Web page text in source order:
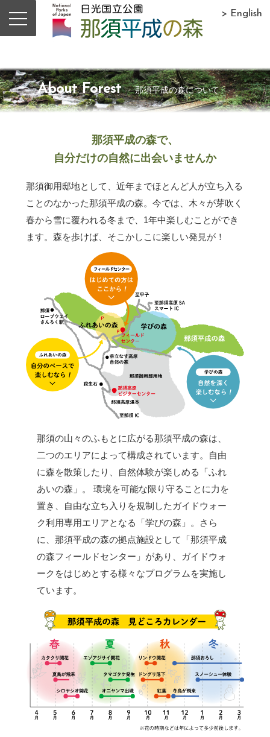
> English
About Forest 那須平成の森について
那須平成の森で、
自分だけの自然に出会いませんか
那須御用邸地として、近年までほとんど人が立ち入る
ことのなかった那須平成の森。今では、木々が芽吹く
春から雪に覆われる冬まで、1年中楽しむことができ
ます。森を歩けば、そこかしこに楽しい発見が！
那須の山々のふもとに広がる那須平成の森は、
二つのエリアによって構成されています。自由
に森を散策したり、自然体験が楽しめる「ふれ
あいの森」。 環境を可能な限り守ることに力を
置き、自由な立ち入りを規制したガイドウォー
ク利用専用エリアとなる「学びの森」。さら
に、那須平成の森の拠点施設として「那須平成
の森フィールドセンター」があり、ガイドウォ
ークをはじめとする様々なプログラムを実施し
ています。